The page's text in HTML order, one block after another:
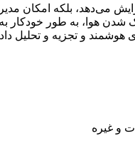
می‌دهد، بلکه امکان
هوشمند و تجزیه و تحلیل
و غیره